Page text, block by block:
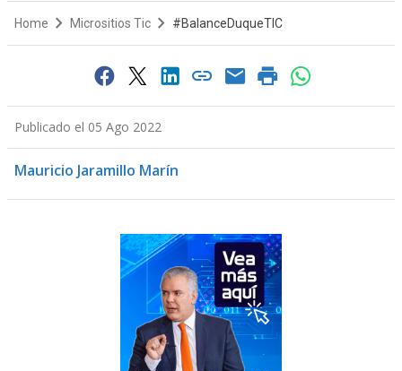
Home Micrositios Tic #BalanceDuqueTIC
Publicado el 05 Ago 2022
Mauricio Jaramillo Marín